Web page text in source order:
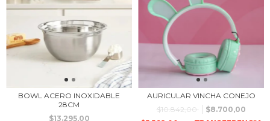
BOWL ACERO INOXIDABLE
28CM
$13.295,00
AURICULAR VINCHA CONEJO
$10.842,00
$8.700,00